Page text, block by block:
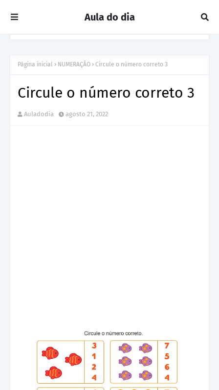
Aula do dia
Página inicial NUMERAÇÃO Circule o número correto 3
Circule o número correto 3
Auladodia agosto 21, 2022